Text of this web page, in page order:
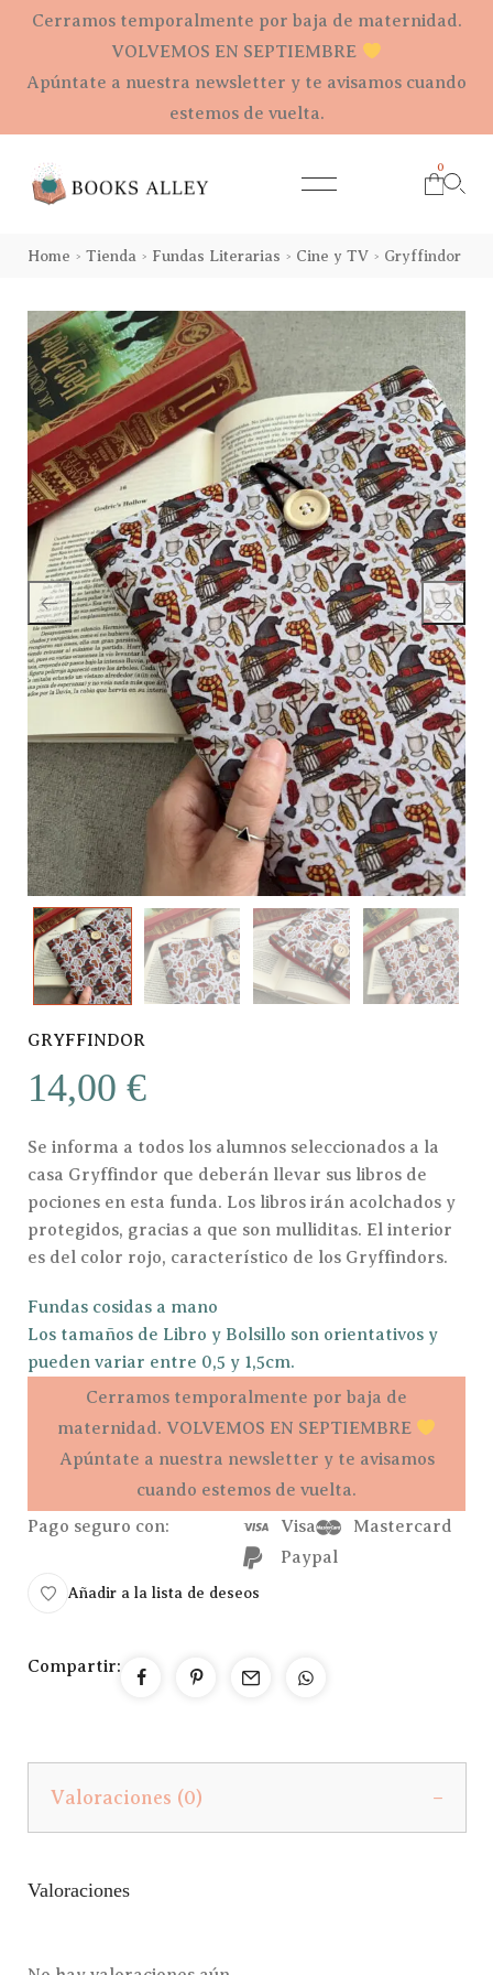
Cerramos temporalmente por baja de maternidad.
VOLVEMOS EN SEPTIEMBRE
Apúntate a nuestra newsletter y te avisamos cuando
estemos de vuelta.
0
Home > Tienda > Fundas Literarias > Cine y TV > Gryffindor
GRYFFINDOR
14,00 €
Se informa a todos los alumnos seleccionados a la
casa Gryffindor que deberán llevar sus libros de
pociones en esta funda. Los libros irán acolchados y
protegidos, gracias a que son mulliditas. El interior
es del color rojo, característico de los Gryffindors.
Fundas cosidas a mano
Los tamaños de Libro y Bolsillo son orientativos y
pueden variar entre 0,5 y 1,5cm.
Cerramos temporalmente por baja de
maternidad. VOLVEMOS EN SEPTIEMBRE
Apúntate a nuestra newsletter y te avisamos
cuando estemos de vuelta.
Pago seguro con:
Visa
Mastercard
Paypal
Añadir a la lista de deseos
Compartir:
Valoraciones (0)
Valoraciones